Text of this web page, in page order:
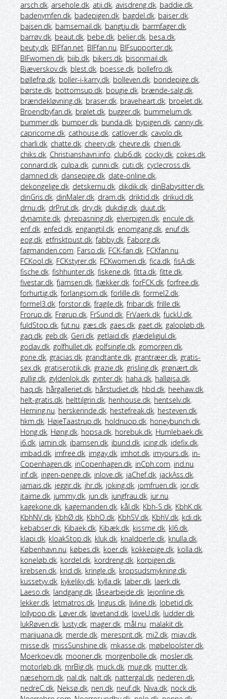
arsch.dk, arsehole.dk, atji.dk, avisdreng.dk, baddie.dk,
badenymfen.dk, badepigen.dk, bagdel.dk, baiser.dk,
bajsen.dk, bamsemail.dk, bangtju.dk, barmfager.dk,
barrøv.dk, beaut.dk, bebe.dk, belier.dk, besa.dk,
beuty.dk, BIFfan.net, BIFfan.nu, BIFsupporter.dk,
BIFwomen.dk, biib.dk, bikers.dk, bisonmail.dk,
Bjæverskov.dk, blest.dk, boesse.dk, bollefro.dk,
bøllefrø.dk, boller-i-karry.dk, bolleven.dk, bondepige.dk,
børste.dk, bottomsup.dk, bougie.dk, brænde-salg.dk,
brændekløvning.dk, braser.dk, braveheart.dk, broelet.dk,
Broendbyfan.dk, brølet.dk, bugger.dk, bummelum.dk,
bummer.dk, bumper.dk, bunda.dk, bypigen.dk, canny.dk,
capricorne.dk, cathouse.dk, catlover.dk, cavolo.dk,
charli.dk, chatte.dk, cheery.dk, chevre.dk, chien.dk,
chiks.dk, Christianshavn.info, club6.dk, cocky.dk, cokes.dk,
connard.dk, culpa.dk, cunni.dk, cuti.dk, cyclecross.dk,
damned.dk, dansepige.dk, date-online.dk,
dekongelige.dk, detskernu.dk, dikdik.dk, dinBabysitter.dk,
dinGris.dk, dinMaler.dk, dram.dk, driktid.dk, drikud.dk,
drnu.dk, drPrut.dk, dry.dk, dukdig.dk, duut.dk,
dynamite.dk, dyrepasning.dk, elverpigen.dk, encule.dk,
enf.dk, enfed.dk, engangtil.dk, enomgang.dk, enuf.dk,
eog.dk, etfrisktpust.dk,fabby.dk, Faborg.dk,
fagmanden.com, Farso.dk, FCK-fan.dk, FCKfan.nu,
FCKool.dk, FCKstyrer.dk, FCKwomen.dk, fica.dk, fisA.dk,
fische.dk, fishhunter.dk, fiskene.dk, fitta.dk, fitte.dk,
fivestar.dk,fjamsen.dk, flækker.dk,forFCK.dk,forfree.dk,
forhurtig.dk,forlangsom.dk,forlille.dk,formel2.dk,
formel3.dk,forstor.dk,fragile.dk,fribar.dk,frille.dk,
Frorup.dk, Frørup.dk, FrSund.dk, FrVaerk.dk,fuckU.dk,
fuldStop.dk,fut.nu, gæs.dk, gaes.dk, gaet.dk, galopløb.dk,
gaq.dk, geb.dk, Geri.dk, getlaid.dk, glædeligjul.dk,
godav.dk, golfhullet.dk, golfsingle.dk, gomorgen.dk,
gone.dk, gracias.dk, grandtante.dk, grantræer.dk, gratis-
sex.dk, gratiserotik.dk, grazie.dk, grisling.dk, grønært.dk,
gullig.dk, gyldenlok.dk, gynter.dk, haha.dk, halløjsa.dk,
haq.dk, hårgalleriet.dk, hårstudiet.dk, hbd.dk, heehaw.dk,
helt-gratis.dk, helttilgrin.dk, henhouse.dk, hentselv.dk,
Herning.nu, herskerinde.dk, hestefreak.dk, hesteven.dk,
hkm.dk, HøjeTaastrup.dk, holdnuop.dk, honeybunch.dk,
Hong.dk, Høng.dk, hopsa.dk, horebuk.dk, Humlebaek.dk,
i6.dk, iamin.dk, ibamsen.dk, ibund.dk, icing.dk, idefix.dk,
imbad.dk, imfree.dk, imgay.dk, imhot.dk, imyours.dk, in-
Copenhagen.dk, inCopenhagen.dk, inCph.com, ind.nu,
inf.dk, ingen-penge.dk, inlove.dk, jaChef.dk, jackAss.dk,
jamais.dk, jeggir.dk, jhr.dk, joking.dk, jomfruen.dk, jor.dk,
jtaime.dk, jummy.dk, jun.dk, jungfrau.dk, jur.nu,
kagekone.dk, kagemanden.dk, kål.dk, Kbh-S.dk, KbhK.dk,
KbhNV.dk, KbhØ.dk, KbhO.dk, KbhSV.dk, KbhV.dk, kdi.dk,
kebabser.dk, Kibaek.dk, Kibæk.dk, kissme.dk, kl6.dk,
klapi.dk, kloakStop.dk, kluk.dk, knaldperle.dk, knulla.dk,
København.nu, købes.dk, koer.dk, kokkepige.dk, kolla.dk,
koneløb.dk, kordel.dk, kordreng.dk, korpigen.dk,
krebsen.dk, krid.dk, kringle.dk, kropsudsmykning.dk,
kussetyv.dk, kykeliky.dk, kylla.dk, laber.dk, laerk.dk,
Laeso.dk, landgang.dk, låsearbejde.dk, lejonline.dk,
lekker.dk, letmatros.dk, lingus.dk, livline.dk, lobetid.dk,
lollypop.dk, Løver.dk, løvetand.dk, loveU.dk, ludder.dk,
lukRøven.dk, lusty.dk, mager.dk, mål.nu, malakit.dk,
marijuana.dk, merde.dk, meresprit.dk, mi2.dk, miav.dk,
misse.dk, missSunshine.dk, mkasse.dk, møbelpolster.dk,
Moerkoev.dk, mooner.dk, morgenbolle.dk, mosler.dk,
motorløb.dk, mrBig.dk, muck.dk, mug.dk, mutter.dk,
næsehorn.dk, nal.dk, nalt.dk, nattergal.dk, nederen.dk,
nedreC.dk, Neksø.dk, nen.dk, neuf.dk, Niva.dk, nock.dk,